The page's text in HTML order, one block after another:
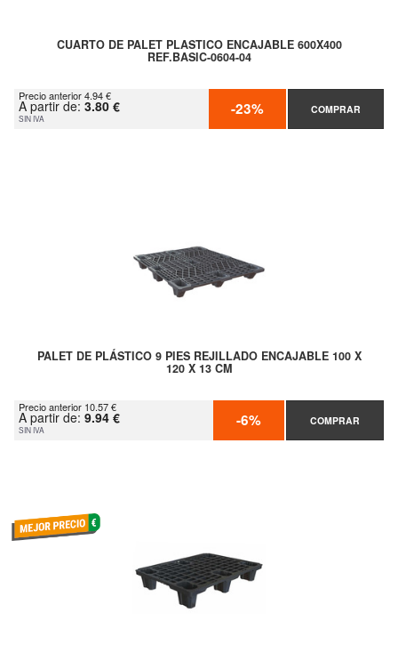
CUARTO DE PALET PLASTICO ENCAJABLE 600X400
REF.BASIC-0604-04
Precio anterior 4.94 €
A partir de: 3.80 €
SIN IVA -23% COMPRAR
PALET DE PLÁSTICO 9 PIES REJILLADO ENCAJABLE 100 X
120 X 13 CM
Precio anterior 10.57 €
A partir de: 9.94 €
SIN IVA -6% COMPRAR